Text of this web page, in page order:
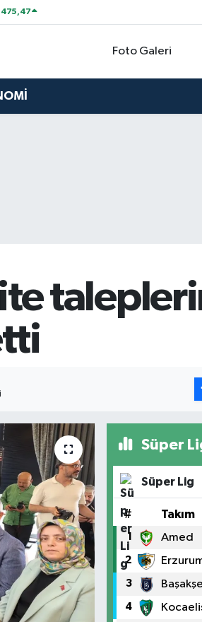
Foto Galeri
Süper
Süper Lig
# Takım
1 Amed
2
3
4